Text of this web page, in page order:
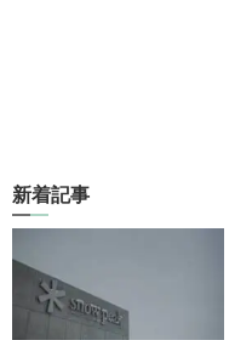
新着記事